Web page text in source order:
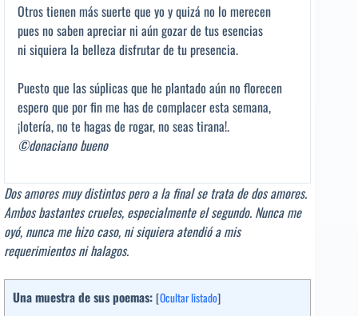
Otros tienen más suerte que yo y quizá no lo merecen
pues no saben apreciar ni aún gozar de tus esencias
ni siquiera la belleza disfrutar de tu presencia.
Puesto que las súplicas que he plantado aún no florecen
espero que por fin me has de complacer esta semana,
¡lotería, no te hagas de rogar, no seas tirana!.
©donaciano bueno
Dos amores muy distintos pero a la final se trata de dos amores.
Ambos bastantes crueles, especialmente el segundo. Nunca me
oyó, nunca me hizo caso, ni siquiera atendió a mis
requerimientos ni halagos.
Una muestra de sus poemas: [Ocultar listado]